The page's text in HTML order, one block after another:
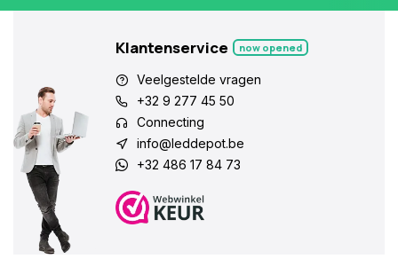
Klantenservice now opened
Veelgestelde vragen
+32 9 277 45 50
Connecting
info@leddepot.be
+32 486 17 84 73